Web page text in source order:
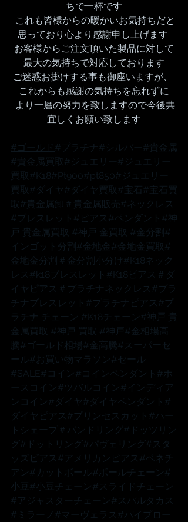
ちで一杯です
思っており心より感謝申し上げます
お客様からご注文頂いた製品に対して
最大の気持ちで対応しております
ご迷惑お掛けする事も御座いますが、
これからも感謝の気持ちを忘れずに
宜しくお願い致します
#ゴールド #プラチナ #シルバー #貴金属
#貴金属買取 #ジュエリー #ジュエリー
買取 #K18#Pt900#pt850#ジュエリー
買取 #ダイヤ #ダイヤ買取 #宝石 #宝石買
取 #貴金属卸 ＃貴金属販売#ネックレス
#ブレスレット #ピアス #ペンダント #神
戸 貴金属買取 #神戸 金買取 #金分割 #
インゴット分割 #金地金 #金地金買取 #
金地金分割
＃金分割小分け #K18ネック
レス #k18ブレスレット #K18ピアス ＃ダ
イヤピアス ＃プラチナネックレス #プラ
チナブレスレット #プラチナピアス #プ
ラチナ
チェーン #K18チェーン #神戸 貴
金属買取 #神戸 買取 #神戸 #金相場高
騰 #ゴールド相場 #金高騰 #スーパーセ
ール#お買い物マラソン #セール
#SALE #コイン #コインペンダント #ホ
ースコイン #ツバルコイン #インディア
ンコイン #ダイヤ #ダイヤペンダント #
ダイヤピアス #プリンセスカット #ハー
トシェープ ＃バンドリング #ドッツリン
グ #ドットリング #パヴェリング #スタ
ッズピアス #アメリカンピアス #ベネチ
アン #カットボール#ボールチェーン #
小豆 #小豆チェーン #スライドチェーン
#アジャスターチェーン #スパルタカス
#ミラーノ #マーヴェラス #パイプロー